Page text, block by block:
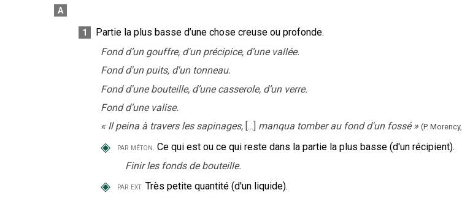
A
1
Partie la plus basse d’une chose creuse ou profonde.
Fond d’un gouffre, d'un précipice, d’une vallée.
Fond d'un puits, d'un tonneau.
Fond d'une bouteille, d’une casserole, d’un verre.
Fond d’une valise.
« Il peina à travers les sapinages, [...] manqua tomber au fond d'un fossé » (P. Morency,
◈ par méton. Ce qui est ou ce qui reste dans la partie la plus basse (d'un récipient).
Finir les fonds de bouteille.
◈ par ext. Très petite quantité (d'un liquide).